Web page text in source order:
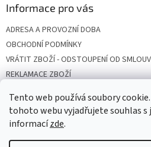
Tento web používá soubory
tohoto webu vyjadřujete souhlas s
informacízde.
Informace pro vás
ADRESA A PROVOZNÍ DOBA
OBCHODNÍ PODMÍNKY
VRÁTIT ZBOŽÍ - ODSTOUPENÍ OD
REKLAMACE ZBOŽÍ
PODMÍNKY OCHRANY OSOBNÍCH ÚDAJŮ